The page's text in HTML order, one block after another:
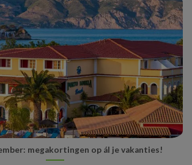
megakortingen op ál je vakanties!